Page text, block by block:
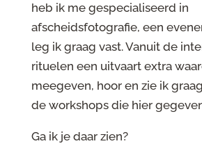
heb ik me gespecialiseerd in
afscheidsfotografie, een
leg ik graag vast. Vanuit de
rituelen een uitvaart extra
meegeven, hoor en zie ik
de workshops die hier
Ga ik je daar zien?